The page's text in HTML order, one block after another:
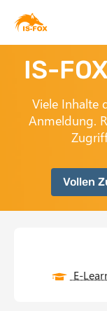
IS-
Viele Inhalte
Anmeldung.
Vollen
E-